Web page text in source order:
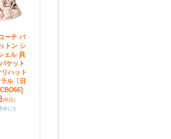
ーチ バ
トン シ
ェル 貝
ケット
ハット
ル〔日
(税込)
めに!]